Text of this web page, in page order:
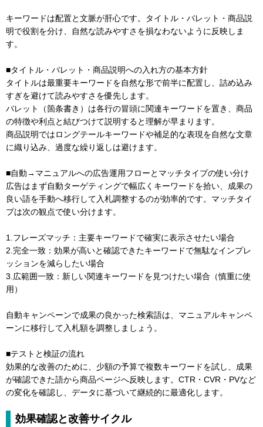
キーワードは配置と文脈が肝心です。タイトル・バレット・商品説
明で役割を分け、自然な読みやすさを損なわないように反映しま
す。
■タイトル・バレット・商品説明への入れ方の基本方針
タイトルは最重要キーワードを自然な形で前半に配置し、詰め込み
すぎを避けて読みやすさを優先します。
バレット（箇条書き）は各行の冒頭に関連キーワードを置き、商品
の特徴や利点と結びつけて説明すると理解が早まります。
商品説明ではロングテールキーワードや補足的な表現を自然な文章
に織り込み、過度な繰り返しは避けます。
■自動→マニュアルへの広告運用フローとマッチタイプの使い分け
広告はまず自動ターゲティングで幅広くキーワードを拾い、成果の
良い語を手動へ移行して入札調整するのが効率的です。マッチタイ
プは次の観点で使い分けます。
1.フレーズマッチ：主要キーワードで確実に表示させたい場合
2.完全一致：効果が高いと確認できたキーワードで無駄なインプレ
ッションを減らしたい場合
3.広範囲一致：新しい関連キーワードを見つけたい場合（慎重に使
用）
自動キャンペーンで成果の良かった検索語は、マニュアルキャンペ
ーンに移行して入札額を調整しましょう。
■テストと検証の流れ
効果的な改善のために、少額の予算で複数キーワードを試し、成果
が確認できた語から商品ページへ反映します。CTR・CVR・PVなど
の変化を確認し、データに基づいて継続的に最適化します。
効果確認と改善サイクル